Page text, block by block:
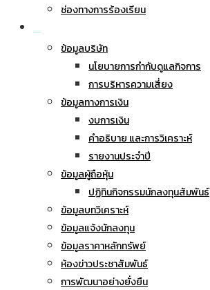
ช่องทางการร้องเรียน
ข้อมูลบริษัท
นโยบายการกำกับดูแลกิจการ
การบริหารความเสี่ยง
ข้อมูลทางการเงิน
งบการเงิน
คำอธิบาย และการวิเคราะห์
รายงานประจำปี
ข้อมูลผู้ถือหุ้น
ปฏิทินกิจกรรมนักลงทุนสัมพันธ์
ข้อมูลบทวิเคราะห์
ข้อมูลแจ้งนักลงทุน
ข้อมูลราคาหลักทรัพย์
ห้องข่าวประชาสัมพันธ์
การพัฒนาอย่างยั่งยืน